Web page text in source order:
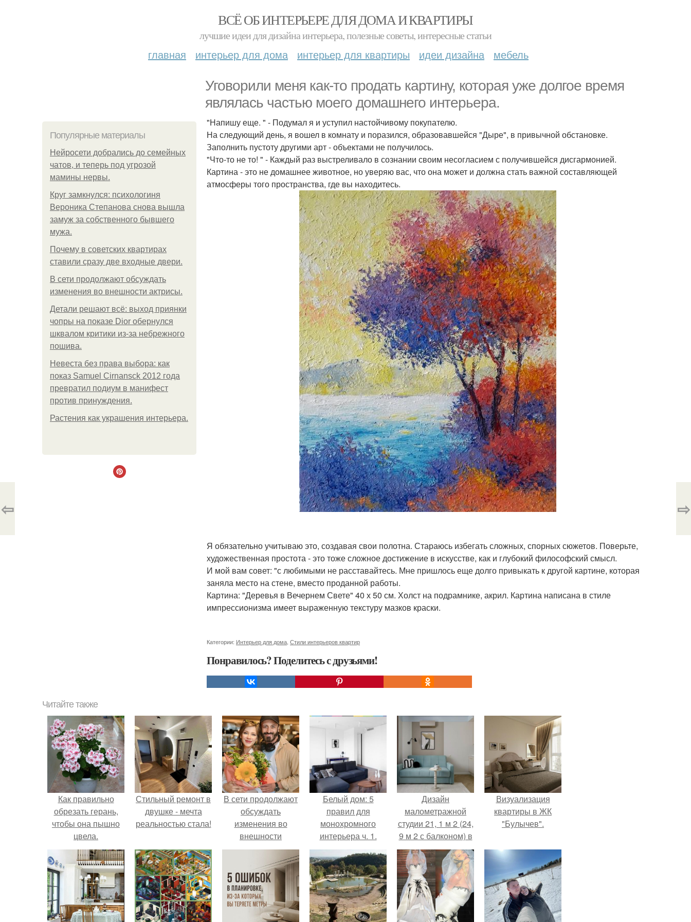
ВСЁ ОБ ИНТЕРЬЕРЕ ДЛЯ ДОМА И КВАРТИРЫ
лучшие идеи для дизайна интерьера, полезные советы, интересные статьи
главная интерьер для дома интерьер для квартиры идеи дизайна мебель
Уговорили меня как-то продать картину, которая уже долгое время
являлась частью моего домашнего интерьера.
Популярные материалы
Нейросети добрались до семейных
чатов, и теперь под угрозой
мамины нервы.
Круг замкнулся: психологиня
Вероника Степанова снова вышла
замуж за собственного бывшего
мужа.
Почему в советских квартирах
ставили сразу две входные двери.
В сети продолжают обсуждать
изменения во внешности актрисы.
Детали решают всё: выход приянки
чопры на показе Dior обернулся
шквалом критики из-за небрежного
пошива.
Невеста без права выбора: как
показ Samuel Cirnansck 2012 года
превратил подиум в манифест
против принуждения.
Растения как украшения интерьера.
"Напишу еще. " - Подумал я и уступил настойчивому покупателю.
На следующий день, я вошел в комнату и поразился, образовавшейся "Дыре", в привычной обстановке.
Заполнить пустоту другими арт - объектами не получилось.
"Что-то не то! " - Каждый раз выстреливало в сознании своим несогласием с получившейся дисгармонией.
Картина - это не домашнее животное, но уверяю вас, что она может и должна стать важной составляющей
атмосферы того пространства, где вы находитесь.
Я обязательно учитываю это, создавая свои полотна. Стараюсь избегать сложных, спорных сюжетов. Поверьте,
художественная простота - это тоже сложное достижение в искусстве, как и глубокий философский смысл.
И мой вам совет: "с любимыми не расставайтесь. Мне пришлось еще долго привыкать к другой картине, которая
заняла место на стене, вместо проданной работы.
Картина: "Деревья в Вечернем Свете" 40 х 50 см. Холст на подрамнике, акрил. Картина написана в стиле
импрессионизма имеет выраженную текстуру мазков краски.
Категории: Интерьер для дома Стили интерьеров квартир
Понравилось? Поделитесь с друзьями!
⇦ ⇨
Читайте также
Как правильно
обрезать герань,
чтобы она пышно
цвела.
Стильный ремонт в
двушке - мечта
реальностью стала!
В сети продолжают
обсуждать
изменения во
внешности
актрисы.
Белый дом: 5
правил для
монохромного
интерьера ч. 1.
Дизайн
малометражной
студии 21, 1 м 2 (24,
9 м 2 с балконом) в
Краснодаре.
Визуализация
квартиры в ЖК
"Булычев".